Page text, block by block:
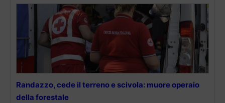
Randazzo, cede il terreno e scivola: muore operaio
della forestale